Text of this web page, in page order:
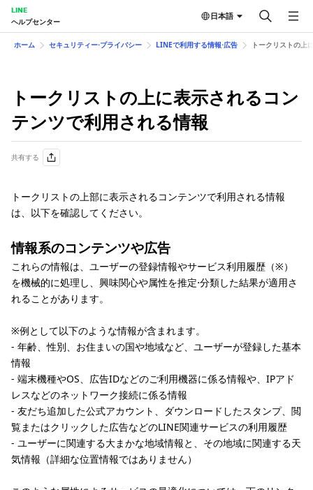
LINE
ヘルプセンター
日本語
ホーム セキュリティー⋅プライバシー LINEで利用する情報⋅広告 トークリストの上
トークリストの上に表示されるコン
テンツで利用される情報
共有する
トークリストの上部に表示されるコンテンツで利用される情報
は、以下を確認してください。
情報系のコンテンツや広告
これらの情報は、ユーザーの登録情報やサービス利用履歴（※）
を機械的に処理し、興味関心や属性を推定⋅分類した結果が適用さ
れることがあります。
※例として以下のような情報が含まれます。
- 年齢、性別、お住まいの国や地域など、ユーザーが登録した基本
情報
- 端末機種やOS、広告IDなどのご利用機器に係る情報や、IPアド
レスなどのネットワーク接続に係る情報
- 友だち追加した公式アカウント、ダウンロードしたスタンプ、閲
覧またはクリックした広告などのLINE関連サービスの利用履歴
- ユーザーに関連する大まかな地域情報と、その地域に関連する天
気情報（詳細な位置情報ではありません）